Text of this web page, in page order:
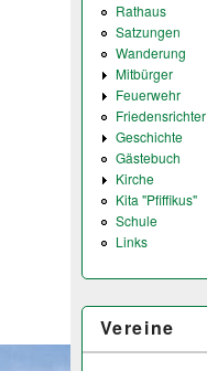
Rathaus
Satzungen
Wanderung
Mitbürger
Feuerwehr
Friedensrichter
Geschichte
Gästebuch
Kirche
Kita "Pfiffikus"
Schule
Links
Vereine